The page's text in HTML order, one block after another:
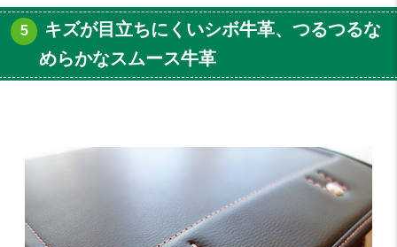
キズが目立ちにくいシボ牛革、つるつるな
めらかなスムース牛革